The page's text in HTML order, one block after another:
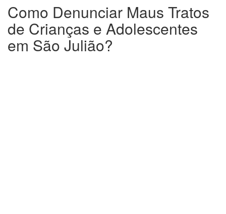
Como Denunciar Maus Tratos
de Crianças e Adolescentes
em São Julião?